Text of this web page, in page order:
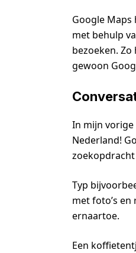
Google
met behulp
bezoeken.
gewoon
In mijn
Nederland!
Typ
met foto’s
ernaartoe.
Een